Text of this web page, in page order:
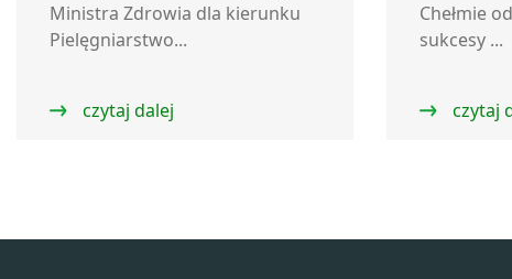
Ministra Zdrowia dla kierunku
Pielęgniarstwo...
czytaj dalej
Chełmie
sukcesy ...
czytaj